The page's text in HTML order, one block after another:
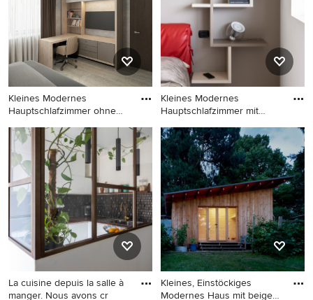
Holzboden in Nantes
Holzboden, beigem Boden
und Tapetenwänden in Paris
Kleines Modernes
Hauptschlafzimmer ohne
Kleines Modernes
Hauptschlafzimmer ohne
Kamin mit grauer Wandfarbe,
hellem Holzboden, beigem
Boden und eingelassener
Decke in Toulouse
Kleines Modernes
Hauptschlafzimmer mit
Kleines Modernes
Hauptschlafzimmer mit
weißer Wandfarbe in Mailand
La cuisine depuis la salle à
manger. Nous avons cr
Kleines, Einstöckiges
Modernes Haus mit beiger